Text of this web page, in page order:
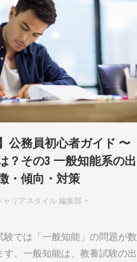
公務員初心者ガイド 〜
？その3 一般知能系の出
・傾向・対策
ャリアスタイル 編集部
験では「一般知能」の問題が数
す。一般知能は、教養試験の出